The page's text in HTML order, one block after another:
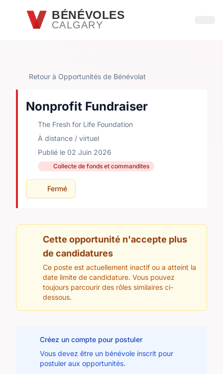
Passer au contenu principal
BÉNÉVOLES
CALGARY
Retour à Opportunités de Bénévolat
Nonprofit Fundraiser
The Fresh for Life Foundation
À distance / virtuel
Publié le 02 Juin 2026
Collecte de fonds et commandites
Fermé
Cette opportunité n'accepte plus
de candidatures
Ce poste est actuellement inactif ou a atteint la
date limite de candidature. Vous pouvez
toujours parcourir des rôles similaires ci-
dessous.
Créez un compte pour postuler
Vous devez être un bénévole inscrit pour
postuler aux opportunités.